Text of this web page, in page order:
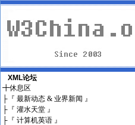
XML论坛
╋休息区
├ 『 最新动态 & 业界新闻 』
├ 『 灌水天堂 』
├ 『 计算机英语 』